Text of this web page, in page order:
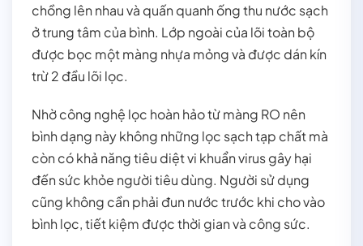
chồng lên nhau và quấn quanh ống thu nước sạch
ở trung tâm của bình. Lớp ngoài của lõi toàn bộ
được bọc một màng nhựa mỏng và được dán kín
trừ 2 đầu lõi lọc.
Nhờ công nghệ lọc hoàn hảo từ màng RO nên
bình dạng này không những lọc sạch tạp chất mà
còn có khả năng tiêu diệt vi khuẩn virus gây hại
đến sức khỏe người tiêu dùng. Người sử dụng
cũng không cần phải đun nước trước khi cho vào
bình lọc, tiết kiệm được thời gian và công sức.